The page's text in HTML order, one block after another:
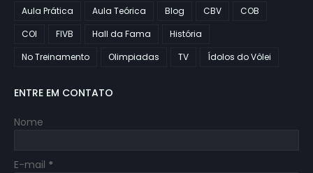
Aula Prática Aula Teórica Blog CBV
COB
COI
FIVB Hall da Fama
História
No Treinamento
Olimpiadas TV Ídolos do Vôlei
ENTRE EM CONTATO
Nome
E-mail *